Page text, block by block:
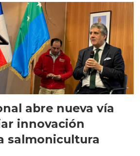
abre nueva vía
innovación
salmonicultura